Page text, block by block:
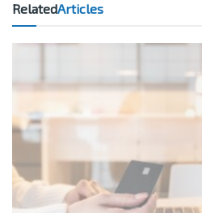
RelatedArticles